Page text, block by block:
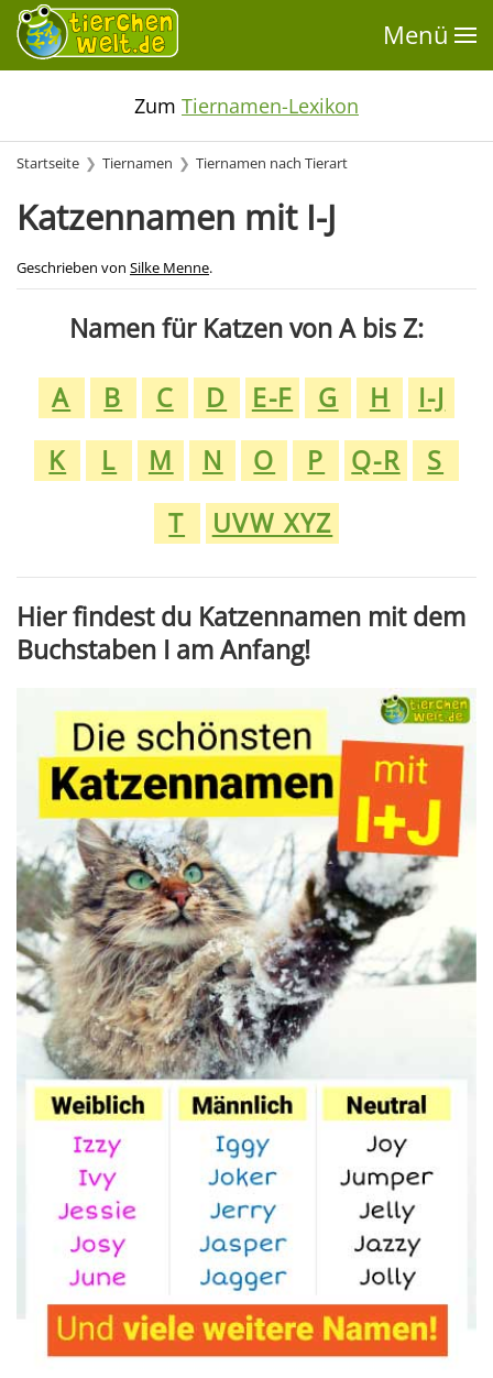
Menü
Zum Tiernamen-Lexikon
Startseite Tiernamen Tiernamen nach Tierart
Katzennamen mit I-J
Geschrieben von Silke Menne.
Namen für Katzen von A bis Z:
A
B C D E-F G H
I-J
K
L M N O P Q-R
S
T
UVW XYZ
Hier findest du Katzennamen mit dem
Buchstaben I am Anfang!